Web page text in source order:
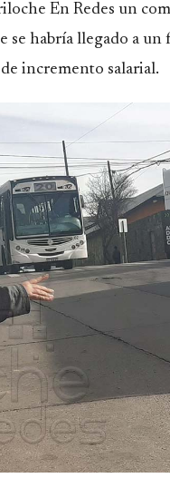
En Redes un
habría llegado a
incremento salarial.